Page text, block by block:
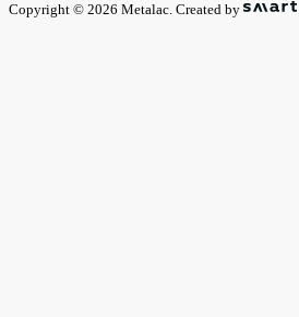
Copyright © 2026 Metalac. Created by